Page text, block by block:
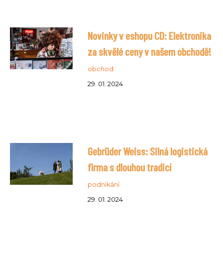
Novinky v eshopu CD: Elektronika
za skvělé ceny v našem obchodě!
obchod
29. 01. 2024
Gebrüder Weiss: Silná logistická
firma s dlouhou tradicí
podnikání
29. 01. 2024